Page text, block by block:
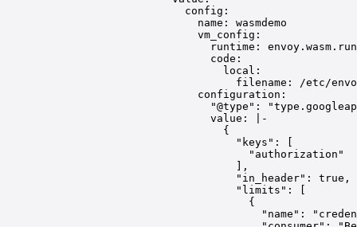
config :
name : wasmdemo
vm_config :
runtime :
code :
local :
filename : /etc/
configuration :
"@type" :
value :
|-
{
"keys": [
"authorization"
],
"in_header": true,
"limits": [
{
"name":